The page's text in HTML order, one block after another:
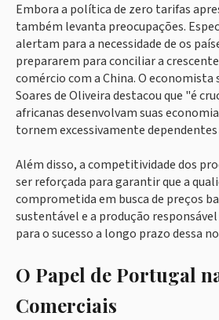
Embora a política de zero tarifas
também levanta preocupações.
alertam para a necessidade de os
prepararem para conciliar a
comércio com a China. O
Soares de Oliveira destacou que "é
africanas desenvolvam suas
tornem excessivamente dependentes
Além disso, a competitividade dos
ser reforçada para garantir que a
comprometida em busca de preços
sustentável e a produção
para o sucesso a longo prazo dessa
O Papel de Portugal
Comerciais